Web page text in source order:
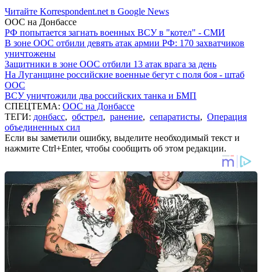
Читайте Korrespondent.net в Google News
ООС на Донбассе
РФ попытается загнать военных ВСУ в "котел" - СМИ
В зоне ООС отбили девять атак армии РФ: 170 захватчиков
уничтожены
Защитники в зоне ООС отбили 13 атак врага за день
На Луганщине российские военные бегут с поля боя - штаб
ООС
ВСУ уничтожили два российских танка и БМП
СПЕЦТЕМА: ООС на Донбассе
ТЕГИ: донбасс, обстрел, ранение, сепаратисты, Операция
объединенных сил
Если вы заметили ошибку, выделите необходимый текст и
нажмите Ctrl+Enter, чтобы сообщить об этом редакции.